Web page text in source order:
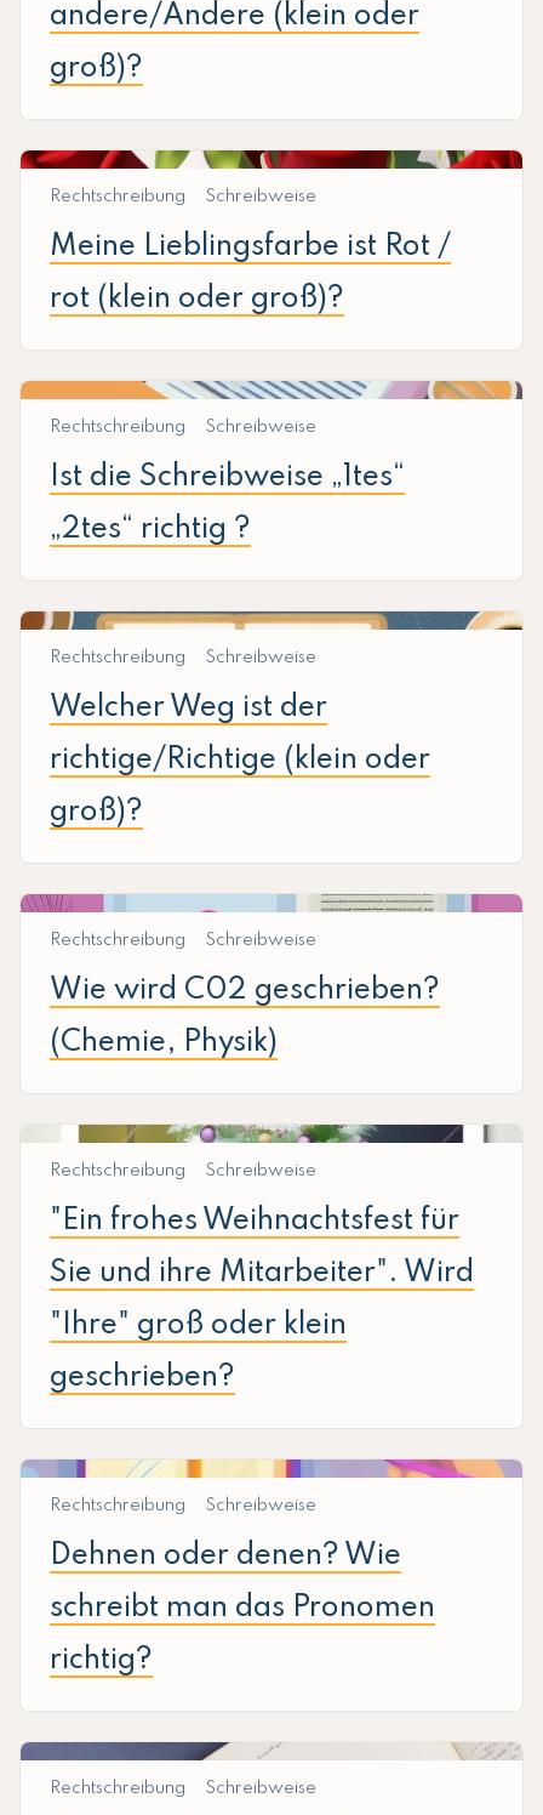
andere/Andere (klein oder
groß)?
Rechtschreibung Schreibweise
Meine Lieblingsfarbe ist Rot /
rot (klein oder groß)?
Rechtschreibung Schreibweise
Ist die Schreibweise „1tes“
„2tes“ richtig ?
Rechtschreibung Schreibweise
Welcher Weg ist der
richtige/Richtige (klein oder
groß)?
Rechtschreibung Schreibweise
Wie wird C02 geschrieben?
(Chemie, Physik)
Rechtschreibung Schreibweise
"Ein frohes Weihnachtsfest für
Sie und ihre Mitarbeiter". Wird
"Ihre" groß oder klein
geschrieben?
Rechtschreibung Schreibweise
Dehnen oder denen? Wie
schreibt man das Pronomen
richtig?
Rechtschreibung Schreibweise